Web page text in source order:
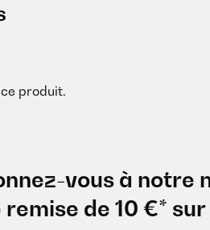
produit.
vous à notre
remise de 10 €*